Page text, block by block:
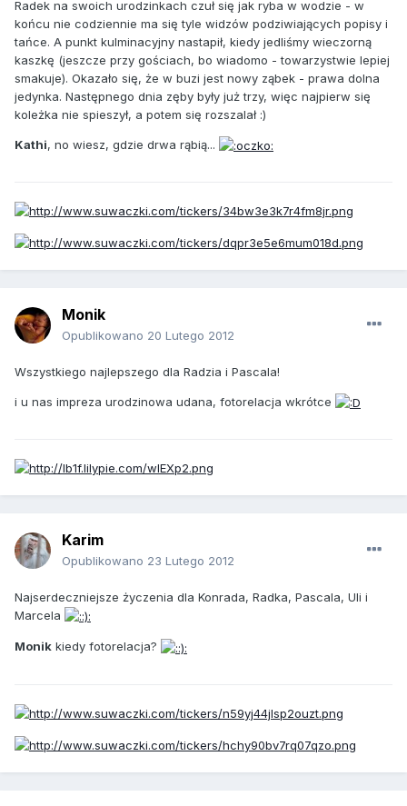
Radek na swoich urodzinkach czuł się jak ryba w wodzie - w
końcu nie codziennie ma się tyle widzów podziwiających popisy i
tańce. A punkt kulminacyjny nastapił, kiedy jedliśmy wieczorną
kaszkę (jeszcze przy gościach, bo wiadomo - towarzystwie lepiej
smakuje). Okazało się, że w buzi jest nowy ząbek - prawa dolna
jedynka. Następnego dnia zęby były już trzy, więc najpierw się
koleżka nie spieszył, a potem się rozszalał :)
Kathi, no wiesz, gdzie drwa rąbią...
Monik
Opublikowano 20 Lutego 2012
Wszystkiego najlepszego dla Radzia i Pascala!
i u nas impreza urodzinowa udana, fotorelacja wkrótce
Karim
Opublikowano 23 Lutego 2012
Najserdeczniejsze życzenia dla Konrada, Radka, Pascala, Uli i
Marcela
Monik kiedy fotorelacja?